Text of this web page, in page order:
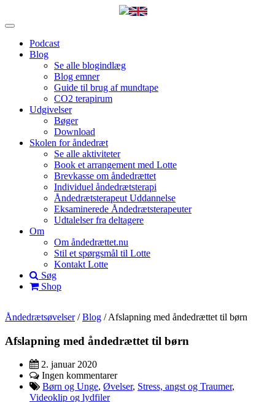
Podcast
Blog
Se alle blogindlæg
Blog emner
Guide til brug af mundtape
CO2 terapirum
Udgivelser
Bøger
Download
Skolen for åndedræt
Se alle aktiviteter
Book et arrangement med Lotte
Brevkasse om åndedrættet
Individuel åndedrætsterapi
Åndedrætsterapeut Uddannelse
Eksaminerede Åndedrætsterapeuter
Udtalelser fra deltagere
Om
Om åndedrættet.nu
Stil et spørgsmål til Lotte
Kontakt Lotte
Søg
Shop
Åndedrætsøvelser/Blog /Afslapning med åndedrættet til børn
Afslapning med åndedrættet til børn
2. januar 2020
Ingen kommentarer
Børn og Unge, Øvelser, Stress, angst og Traumer,
Videoklip og lydfiler